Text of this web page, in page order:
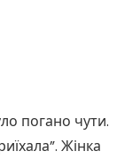
погано чути.
Жінка